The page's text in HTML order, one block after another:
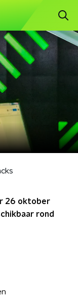
26 oktober
rond